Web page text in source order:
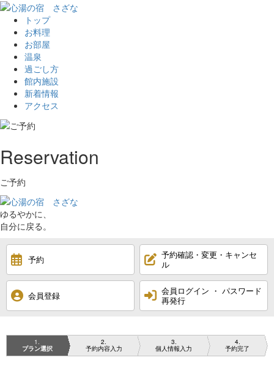
トップ
お料理
お部屋
温泉
過ごし方
館内施設
新着情報
アクセス
Reservation
ご予約
ゆるやかに、
自分に戻る。
予約
予約確認・変更・キャンセ
ル
会員登録
会員ログイン ・ パスワード
再発行
1
プラン選択
2
予約内容入力
3
個人情報入力
4
予約完了